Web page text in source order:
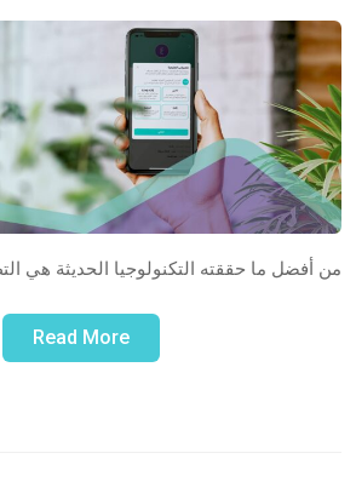
من أفضل ما حققته التكنولوجيا الحديثة هي
Read More